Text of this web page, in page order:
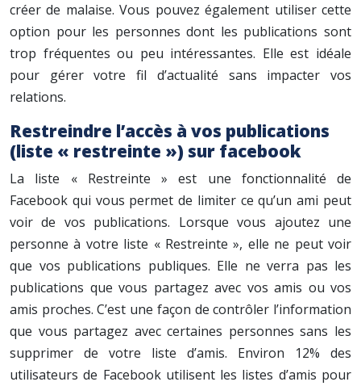
créer de malaise. Vous pouvez également utiliser cette
option pour les personnes dont les publications sont
trop fréquentes ou peu intéressantes. Elle est idéale
pour gérer votre fil d’actualité sans impacter vos
relations.
Restreindre l’accès à vos publications
(liste « restreinte ») sur facebook
La liste « Restreinte » est une fonctionnalité de
Facebook qui vous permet de limiter ce qu’un ami peut
voir de vos publications. Lorsque vous ajoutez une
personne à votre liste « Restreinte », elle ne peut voir
que vos publications publiques. Elle ne verra pas les
publications que vous partagez avec vos amis ou vos
amis proches. C’est une façon de contrôler l’information
que vous partagez avec certaines personnes sans les
supprimer de votre liste d’amis. Environ 12% des
utilisateurs de Facebook utilisent les listes d’amis pour